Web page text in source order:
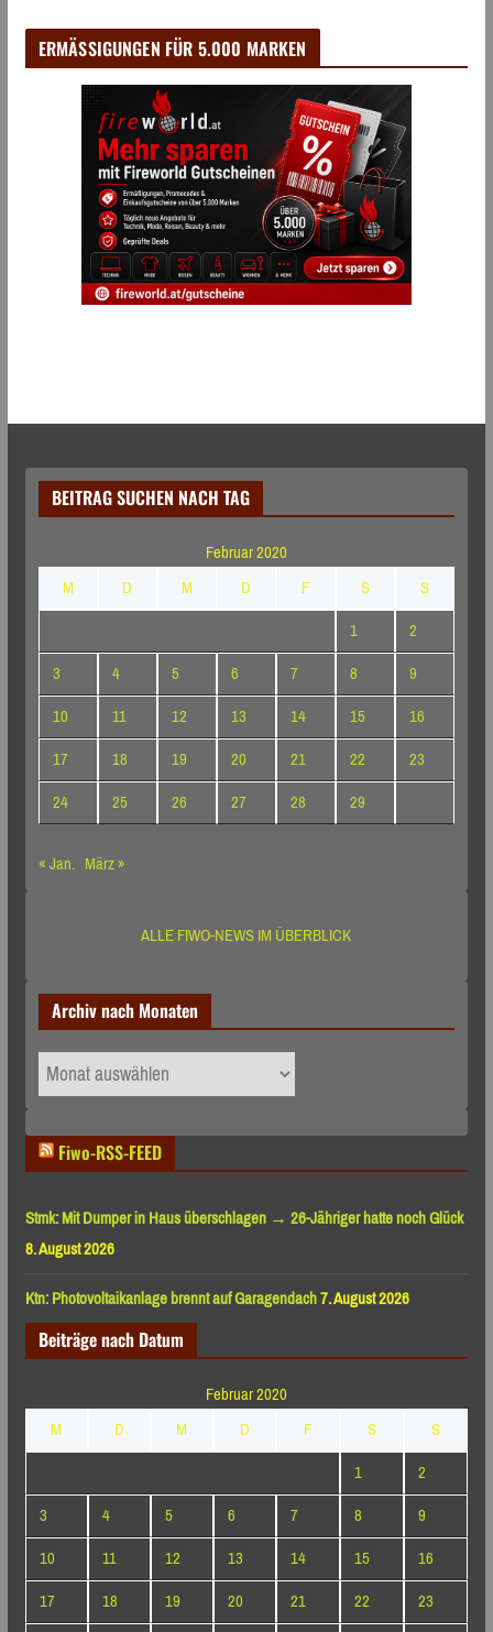
ERMÄSSIGUNGEN FÜR 5.000 MARKEN
BEITRAG SUCHEN NACH TAG
Februar 2020
M
D M D F S
S
1
2
3
4 5 6 7 8
9
10
11 12 13 14 15
16
17
18 19 20 21 22
23
24
25 26 27 28
29
« Jan. März »
ALLE FIWO-NEWS IM ÜBERBLICK
Archiv nach Monaten
Archiv
nach
Fiwo-RSS-FEED
Stmk: Mit Dumper in Haus überschlagen → 26-Jähriger hatte noch Glück
8. August 2026
Ktn: Photovoltaikanlage brennt auf Garagendach7. August 2026
Beiträge nach Datum
Februar 2020
M
D M D F S
S
1
2
3
4 5 6 7 8
9
10
11 12 13 14 15
16
17
18 19 20 21 22
23